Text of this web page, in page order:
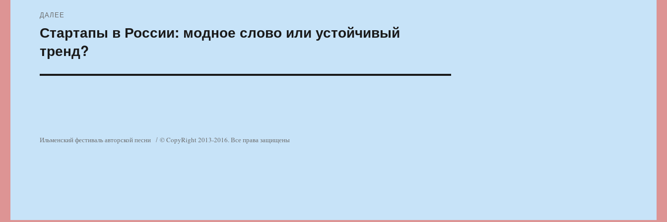
ДАЛЕЕ
Следующая
запись:
Стартапы в России: модное слово или устойчивый
тренд?
Ильменский фестиваль авторской песни © CopyRight 2013-2016. Все права защищены